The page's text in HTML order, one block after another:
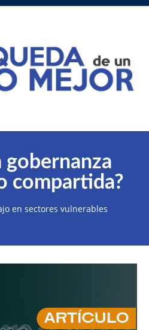
gobernanza
compartida?
en sectores vulnerables